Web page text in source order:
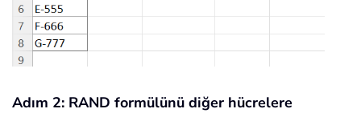
Adım 2: RAND formülünü diğer hücrelere